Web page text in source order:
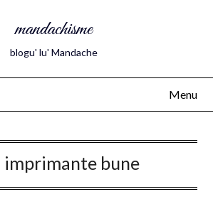
mandachisme
blogu' lu' Mandache
Menu
imprimante bune